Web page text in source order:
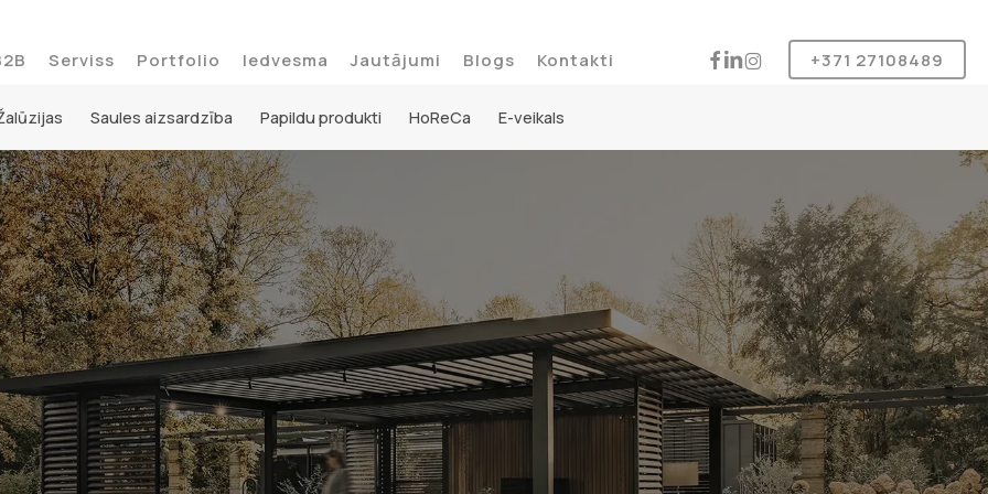
Serviss Portfolio Iedvesma Jautājumi Blogs Kontakti facebook
linkedin
instagram+371 27108489
Saules aizsardzība Papildu produkti HoReCa E-veikals